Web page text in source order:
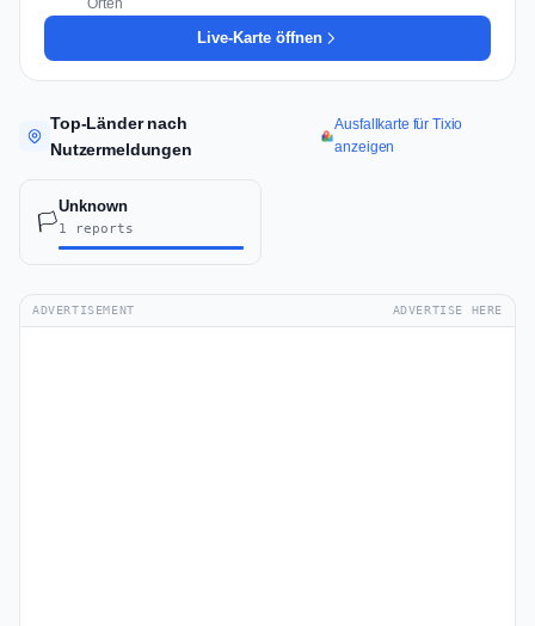
Orten
Live-Karte öffnen
Top-Länder nach
Nutzermeldungen
Ausfallkarte für Tixio
anzeigen
🏳️
Unknown
1 reports
ADVERTISEMENT ADVERTISE HERE